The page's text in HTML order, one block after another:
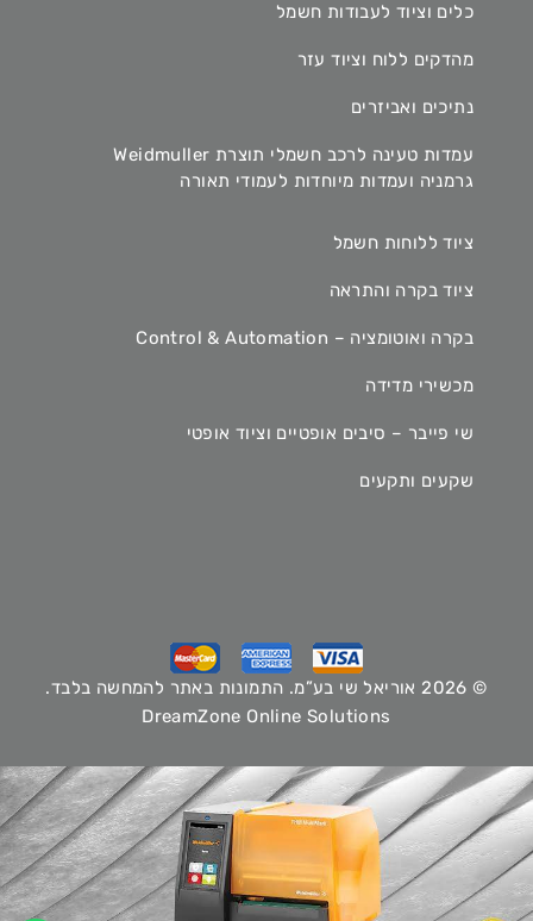
כלים וציוד לעבודות חשמל
מהדקים ללוח וציוד עזר
נתיכים ואביזרים
עמדות טעינה לרכב חשמלי תוצרת Weidmuller
גרמניה ועמדות מיוחדות לעמודי תאורה
ציוד ללוחות חשמל
ציוד בקרה והתראה
בקרה ואוטומציה – Control & Automation
מכשירי מדידה
שי פייבר – סיבים אופטיים וציוד אופטי
שקעים ותקעים
© 2026 אוריאל שי בע”מ. התמונות באתר להמחשה בלבד.
DreamZone Online Solutions